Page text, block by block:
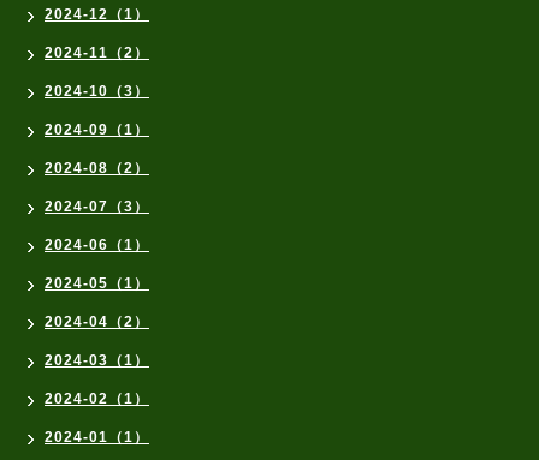
2024-12（1）
2024-11（2）
2024-10（3）
2024-09（1）
2024-08（2）
2024-07（3）
2024-06（1）
2024-05（1）
2024-04（2）
2024-03（1）
2024-02（1）
2024-01（1）